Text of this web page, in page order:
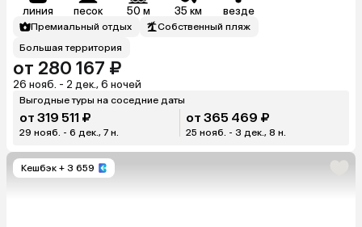
линия песок 50 м 35 км везде
Премиальный отдых
Собственный пляж
Большая территория
от 280 167 ₽
26 нояб. - 2 дек., 6 ночей
Выгодные туры на соседние даты
от 319 511 ₽
29 нояб. - 6 дек., 7 н.
от 365 469 ₽
25 нояб. - 3 дек., 8 н.
Кешбэк + 3 659